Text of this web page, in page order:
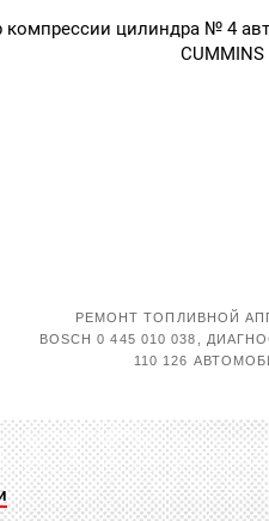
компрессии цилиндра № 4
CUMMINS
РЕМОНТ ТОПЛИВНОЙ
BOSCH 0 445 010 038,
110 126